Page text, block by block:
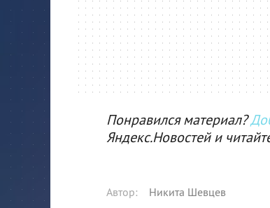
Понравился материал?
Яндекс.Новостей и
Автор: Никита Шевцев